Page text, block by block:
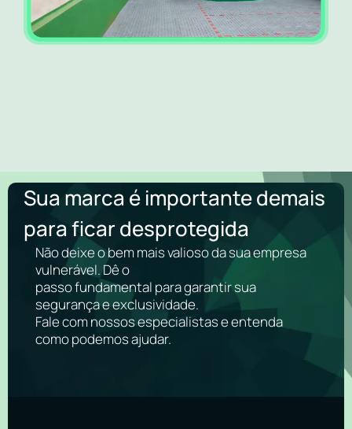
Sua marca é importante demais
para ficar desprotegida
Não deixe o bem mais valioso da sua empresa
vulnerável. Dê o
passo fundamental para garantir sua
segurança e exclusividade.
Fale com nossos especialistas e entenda
como podemos ajudar.